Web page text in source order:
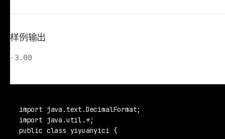
样例输出
-3.00
import java.text.DecimalFormat;
import java.util.*;
public class yiyuanyici {